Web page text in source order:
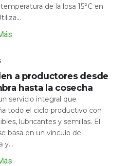
de la losa 15°C en
a productores desde
hasta la cosecha
servicio integral que
todo el ciclo productivo con
lubricantes y semillas. El
basa en un vínculo de
y...